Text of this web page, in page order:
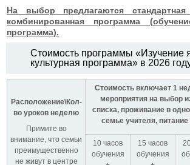
На выбор предлагаются
комбинированная программа
программа).
Стоимость программы «Изучение
культурная программа» в 2026
Расположение\Кол-
во уроков неделю
Примите во
внимание, что семьи
преимущественно
не живут в центре
Стоимость включает 1
мероприятия на выбор
списка, проживание в
семье учителя,
10 часов
обучения
15 часов
обучения